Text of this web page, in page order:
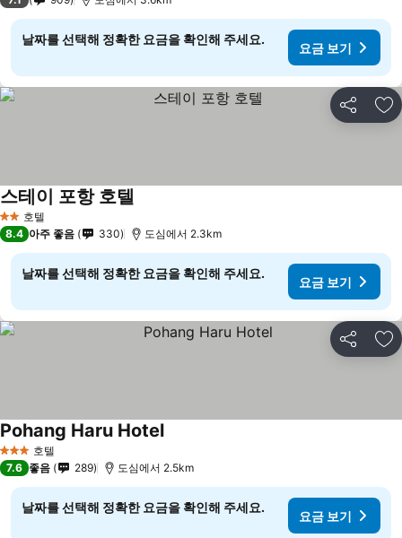
날짜를 선택해 정확한 요금을 확인해 주세요.
요금 보기
공유 즐
2 성급호텔
스테이 포항 호텔
8.4 아주 좋음 330 도심에서 2.3km
날짜를 선택해 정확한 요금을 확인해 주세요.
요금 보기
공유 즐
3 성급 호텔
Pohang Haru Hotel
7.6 좋음 289 도심에서 2.5km
날짜를 선택해 정확한 요금을 확인해 주세요.
요금 보기